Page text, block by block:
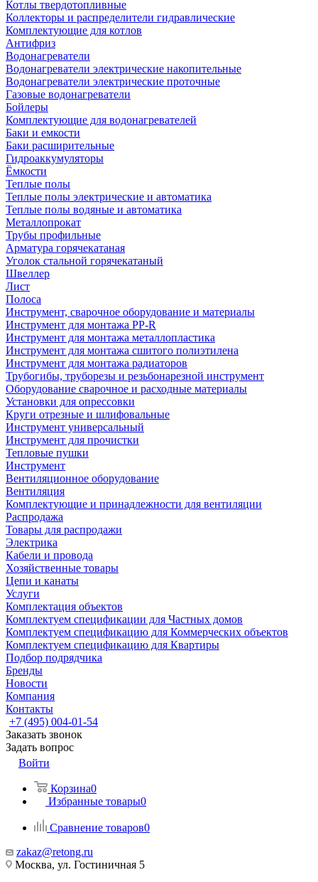
Котлы твердотопливные
Коллекторы и распределители гидравлические
Комплектующие для котлов
Антифриз
Водонагреватели
Водонагреватели электрические накопительные
Водонагреватели электрические проточные
Газовые водонагреватели
Бойлеры
Комплектующие для водонагревателей
Баки и емкости
Баки расширительные
Гидроаккумуляторы
Ёмкости
Теплые полы
Теплые полы электрические и автоматика
Теплые полы водяные и автоматика
Металлопрокат
Трубы профильные
Арматура горячекатаная
Уголок стальной горячекатаный
Швеллер
Лист
Полоса
Инструмент, сварочное оборудование и материалы
Инструмент для монтажа PP-R
Инструмент для монтажа металлопластика
Инструмент для монтажа сшитого полиэтилена
Инструмент для монтажа радиаторов
Трубогибы, труборезы и резьбонарезной инструмент
Оборудование сварочное и расходные материалы
Установки для опрессовки
Круги отрезные и шлифовальные
Инструмент универсальный
Инструмент для прочистки
Тепловые пушки
Инструмент
Вентиляционное оборудование
Вентиляция
Комплектующие и принадлежности для вентиляции
Распродажа
Товары для распродажи
Электрика
Кабели и провода
Хозяйственные товары
Цепи и канаты
Услуги
Комплектация объектов
Комплектуем спецификации для Частных домов
Комплектуем спецификацию для Коммерческих объектов
Комплектуем спецификацию для Квартиры
Подбор подрядчика
Бренды
Новости
Компания
Контакты
+7 (495) 004-01-54
Заказать звонок
Задать вопрос
Войти
Корзина0
Избранные товары0
Сравнение товаров0
zakaz@retong.ru
Москва, ул. Гостиничная 5